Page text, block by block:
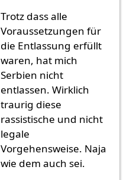
Trotz dass alle
Voraussetzungen für
die Entlassung erfüllt
waren, hat mich
Serbien nicht
entlassen. Wirklich
traurig diese
rassistische und nicht
legale
Vorgehensweise. Naja
wie dem auch sei.